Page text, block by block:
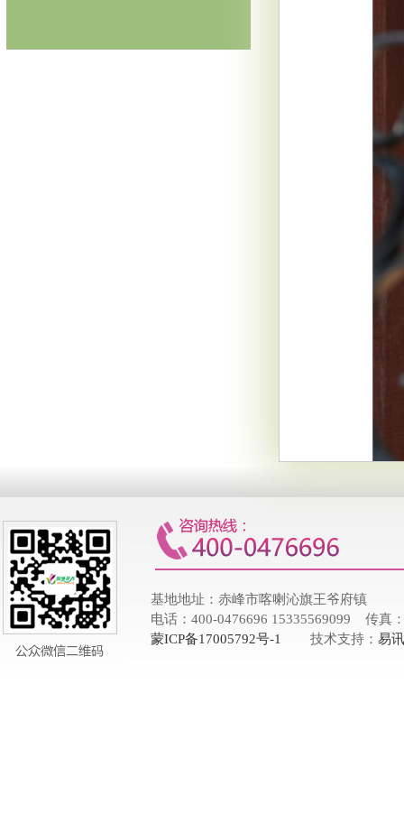
基地地址：赤峰市喀喇沁旗王爷府镇
电话：400-0476696 15335569099 传真
蒙ICP备17005792号-1
技术支持： 易